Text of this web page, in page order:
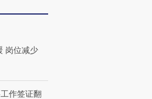
岗位减少
作签证翻